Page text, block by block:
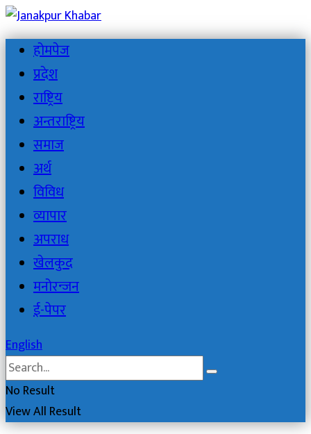
होमपेज
प्रदेश
राष्ट्रिय
अन्तराष्ट्रिय
समाज
अर्थ
विविध
व्यापार
अपराध
खेलकुद
मनोरन्जन
ई-पेपर
English
No Result
View All Result